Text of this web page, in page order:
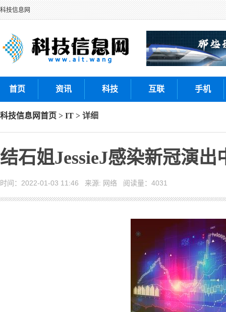
科技信息网
首页 资讯 科技 互联 手机
科技信息网首页 > IT > 详细
结石姐JessieJ感染新冠演
时间：2022-01-03 11:46 来源: 网络 阅读量：4031